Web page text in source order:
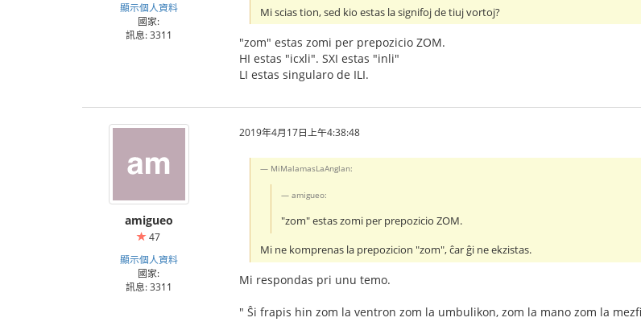
顯示個人資料
國家:
訊息: 3311
Mi scias tion, sed kio estas la signifoj de tiuj vortoj?
"zom" estas zomi per prepozicio ZOM.
HI estas "icxli". SXI estas "inli"
LI estas singularo de ILI.
amigueo
47
顯示個人資料
國家:
訊息: 3311
2019年4月17日上午4:38:48
MiMalamasLaAnglan:
amigueo:
"zom" estas zomi per prepozicio ZOM.
Mi ne komprenas la prepozicion "zom", ĉar ĝi ne ekzistas.
Mi respondas pri unu temo.
" Ŝi frapis hin zom la ventron zom la umbulikon, zom la mano zom la